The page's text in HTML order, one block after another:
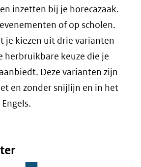
inzetten bij je horecazaak.
of op scholen.
je kiezen uit drie varianten
herbruikbare keuze die je
Deze varianten zijn
en zonder snijlijn en in het